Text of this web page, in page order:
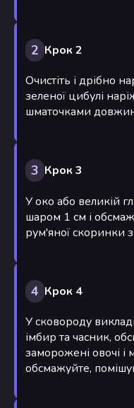
2 Крок 2
Очистіть і дрібно
зеленої цибулі
шматочками
3 Крок 3
У око або великій
шаром 1 см і
рум'яної скоринки
4 Крок 4
У сковороду
імбир та часник,
заморожені овочі
обсмажуйте,